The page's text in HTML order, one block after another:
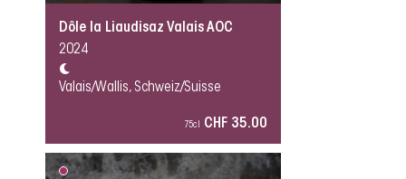
Dôle la Liaudisaz Valais AOC
2024
Valais/Wallis, Schweiz/Suisse
75cl CHF 35.00